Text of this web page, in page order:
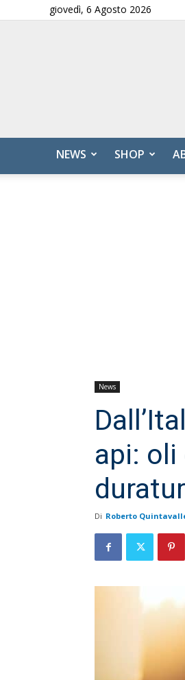
giovedì, 6 Agosto 2026
NEWS SHOP
News
api: oli
Di Roberto